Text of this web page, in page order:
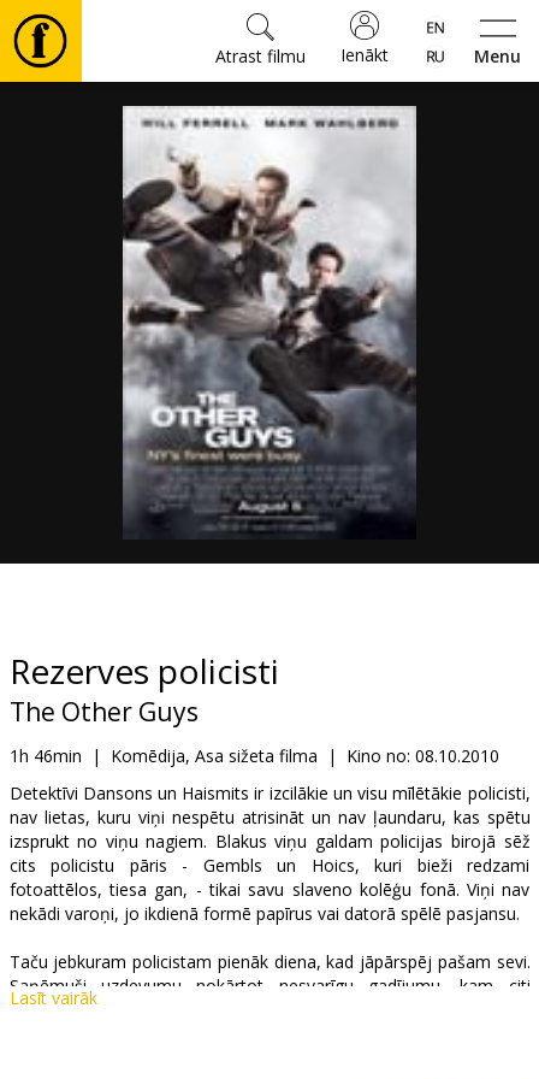
Menu
Ienākt
Atrast filmu
Kultūra
Pasākumi
Dāvanu
B2B
Kino
Klubs
Rezerves policisti
The Other Guys
1h 46min | Komēdija, Asa sižeta filma | Kino no: 08.10.2010
Detektīvi Dansons un Haismits ir izcilākie un visu mīlētākie policisti,
nav lietas, kuru viņi nespētu atrisināt un nav ļaundaru, kas spētu
izsprukt no viņu nagiem. Blakus viņu galdam policijas birojā sēž
cits policistu pāris - Gembls un Hoics, kuri bieži redzami
fotoattēlos, tiesa gan, - tikai savu slaveno kolēģu fonā. Viņi nav
nekādi varoņi, jo ikdienā formē papīrus vai datorā spēlē pasjansu.
Taču jebkuram policistam pienāk diena, kad jāpārspēj pašam sevi.
Saņēmuši uzdevumu nokārtot nesvarīgu gadījumu, kam citi
policisti pat negrasās ķerties klāt, viņi drīz vien secina, ka šī lieta
Lasīt vairāk